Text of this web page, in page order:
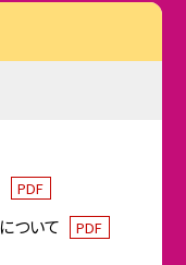
PDF
ついて PDF